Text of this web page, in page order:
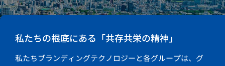
私たちの根底にある「共存共栄の精神」
私たちブランディングテクノロジーと各グループは、グ